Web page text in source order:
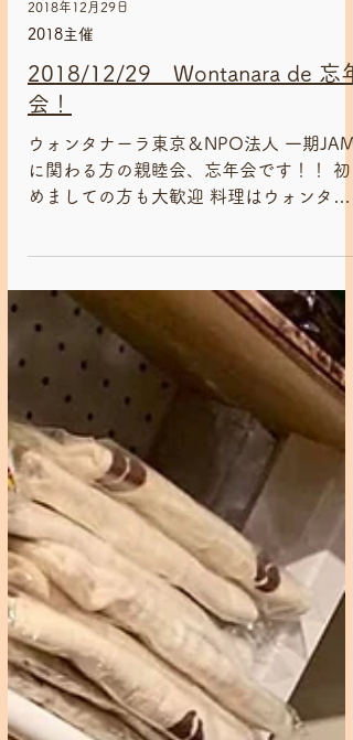
2018年12月29日
2018主催
2018/12/29 Wontanara de 忘年
会！
ウォンタナーラ東京＆NPO法人 一期JAM
に関わる方の親睦会、忘年会です！！ 初
ーラ東京でご用意 お飲みものは各自持ち
込みとなります おうちに眠っているお酒
の差し入れ 大歓迎です みんなで飲んで騒
いで(叩いて)の楽しい忘年会になればと